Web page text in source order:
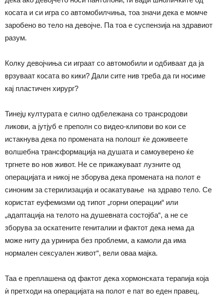
косата и си игра со автомобилчиња, тоа значи дека е момче
заробено во тело на девојче. Па тоа е суспензија на здравиот
разум.
Колку девојчиња си играат со автомобили и одбиваат да ја
врзуваат косата во кики? Дали сите нив треба да ги носиме
кај пластичен хирург?
Тинејџ културата е силно одбележана со трансродови
ликови, а јутјуб е преполн со видео-клипови во кои се
истакнува дека по промената на полошт ќе доживеете
волшебна трансформација на душата и самоуверено ќе
тргнете во нов живот. Не се прикажуваат лузните од
операцијата и никој не зборува дека промената на полот е
синоним за стерилизација и осакатување на здраво тело. Се
користат еуфемизми од типот „горни операции“ или
„адаптација на телото на душевната состојба“, а не се
зборува за оскатените гениталии и фактот дека нема да
може ниту да уринира без проблеми, а камоли да има
нормален сексуален живот“, вели оваа мајка.
Таа е преплашена од фактот дека хормонската терапија која
ѝ претходи на операцијата на полот е пат во еден правец.